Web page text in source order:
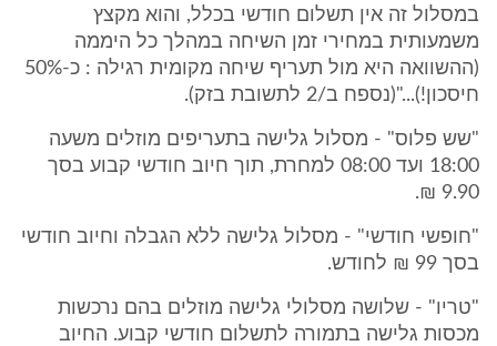
במסלול זה אין תשלום חודשי בכלל, והוא מקצץ
משמעותית במחירי זמן השיחה במהלך כל היממה
(ההשוואה היא מול תעריף שיחה מקומית רגילה : כ-50%
חיסכון!)..."(נספח ב/2 לתשובת בזק).
"שש פלוס" - מסלול גלישה בתעריפים מוזלים משעה
18:00 ועד 08:00 למחרת, תוך חיוב חודשי קבוע בסך
9.90 ₪.
"חופשי חודשי" - מסלול גלישה ללא הגבלה וחיוב חודשי
בסך 99 ₪ לחודש.
"טריו" - שלושה מסלולי גלישה מוזלים בהם נרכשות
מכסות גלישה בתמורה לתשלום חודשי קבוע. החיוב